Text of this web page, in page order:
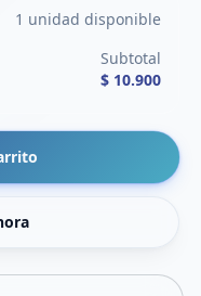
1 unidad disponible
Subtotal
$ 10.900